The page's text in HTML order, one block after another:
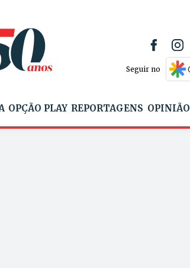
Seguir no
OPÇÃO PLAY REPORTAGENS OPINIÃO